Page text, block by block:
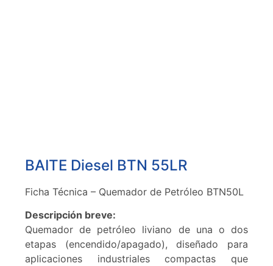
BAITE Diesel BTN 55LR
Ficha Técnica – Quemador de Petróleo BTN50L
Descripción breve:
Quemador de petróleo liviano de una o dos
etapas (encendido/apagado), diseñado para
aplicaciones industriales compactas que